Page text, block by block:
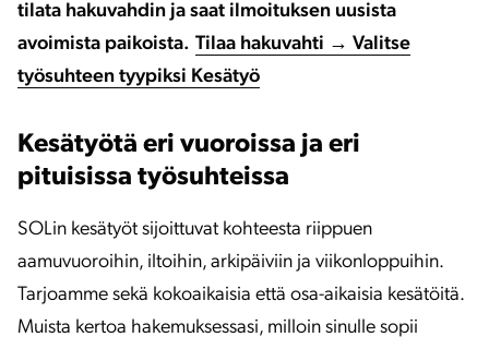
tilata hakuvahdin ja saat ilmoituksen uusista
avoimista paikoista. Tilaa hakuvahti → Valitse
työsuhteen tyypiksi Kesätyö
Kesätyötä eri vuoroissa ja eri
pituisissa työsuhteissa
SOLin kesätyöt sijoittuvat kohteesta riippuen
aamuvuoroihin, iltoihin, arkipäiviin ja viikonloppuihin.
Tarjoamme sekä kokoaikaisia että osa-aikaisia kesätöitä.
Muista kertoa hakemuksessasi, milloin sinulle sopii